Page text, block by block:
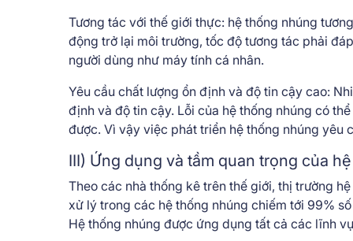
Tương tác với thế giới thực: hệ thống nhúng
động trở lại môi trường, tốc độ tương tác phải
người dùng như máy tính cá nhân.
Yêu cầu chất lượng ổn định và độ tin cậy cao:
định và độ tin cậy. Lỗi của hệ thống nhúng có
được. Vì vậy việc phát triển hệ thống nhúng yêu
III) Ứng dụng và tầm quan trọng của
Theo các nhà thống kê trên thế giới, thị trường
xử lý trong các hệ thống nhúng chiếm tới 99%
Hệ thống nhúng được ứng dụng tất cả các lĩnh